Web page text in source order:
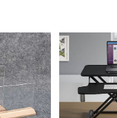
文具商标注册
橡胶商标注册
香水商标注册